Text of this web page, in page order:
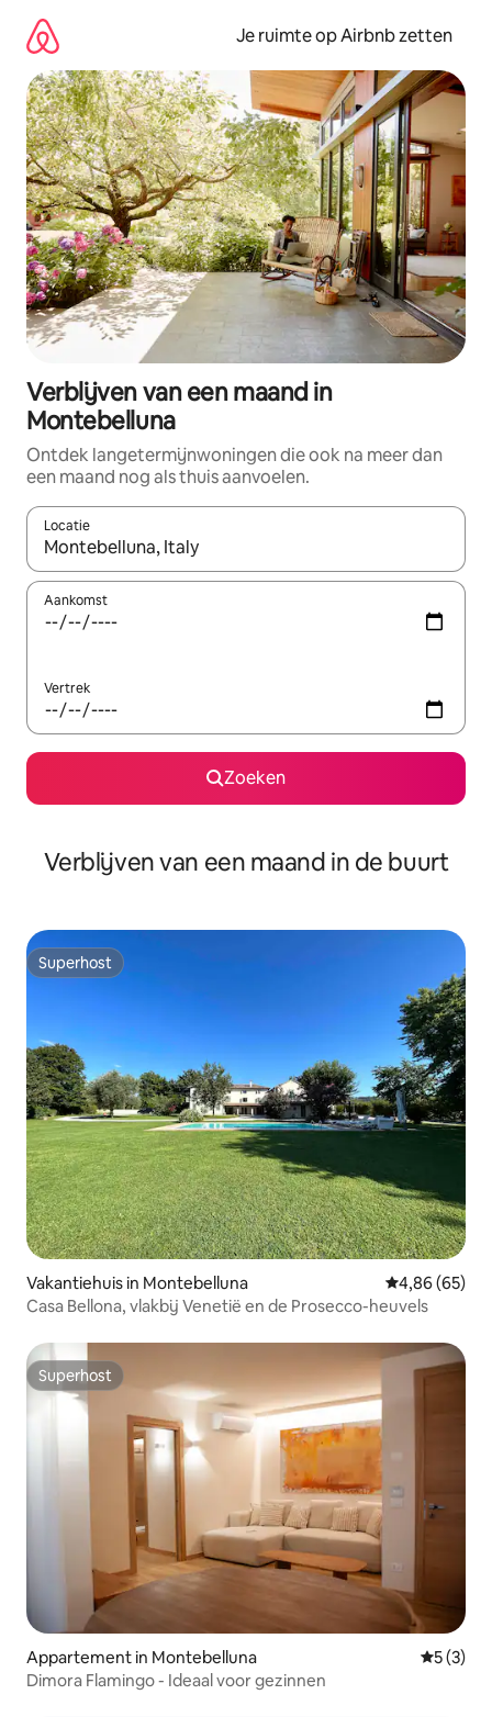
direct
naar
inhoud
Je ruimte op Airbnb zetten
Verblijven van een maand in
Montebelluna
Ontdek langetermijnwoningen die ook na meer dan
een maand nog als thuis aanvoelen.
Locatie
Wanneer er suggesties beschikbaar zijn, maak je een keuze
Aankomst
Vertrek
Zoeken
Verblijven van een maand in de buurt
Superhost
Superhost
Vakantiehuis in Montebelluna Gemiddelde
4,86 (65)
Casa Bellona, vlakbij Venetië en de Prosecco-heuvels
Superhost
Superhost
Appartement in Montebelluna
5 (3)
Dimora Flamingo - Ideaal voor gezinnen